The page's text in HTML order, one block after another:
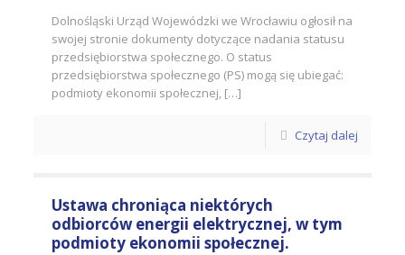
Dolnośląski Urząd Wojewódzki we Wrocławiu ogłosił na
swojej stronie dokumenty dotyczące nadania statusu
przedsiębiorstwa społecznego. O status
przedsiębiorstwa społecznego (PS) mogą się ubiegać:
podmioty ekonomii społecznej, […]
Czytaj dalej
Ustawa chroniąca niektórych
odbiorców energii elektrycznej, w tym
podmioty ekonomii społecznej.